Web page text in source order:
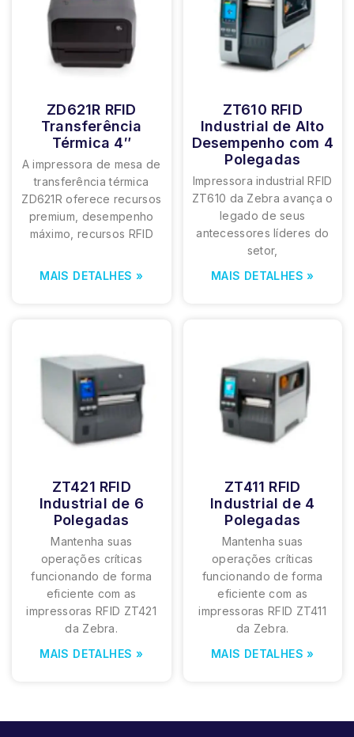
ZD621R RFID
Transferência
Térmica 4″
A impressora de mesa de
transferência térmica
ZD621R oferece recursos
premium, desempenho
máximo, recursos RFID
MAIS DETALHES »
ZT610 RFID
Industrial de Alto
Desempenho com 4
Polegadas
Impressora industrial RFID
ZT610 da Zebra avança o
legado de seus
antecessores líderes do
setor,
MAIS DETALHES »
ZT421 RFID
Industrial de 6
Polegadas
Mantenha suas
operações críticas
funcionando de forma
eficiente com as
impressoras RFID ZT421
da Zebra.
MAIS DETALHES »
ZT411 RFID
Industrial de 4
Polegadas
Mantenha suas
operações críticas
funcionando de forma
eficiente com as
impressoras RFID ZT411
da Zebra.
MAIS DETALHES »